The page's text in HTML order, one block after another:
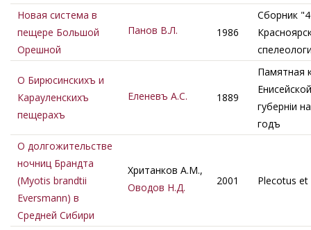
Новая система в
пещере Большой
Орешной
Панов В.Л. 1986
Сборник
О Бирюсинскихъ и
Карауленскихъ
пещерахъ
Еленевъ А.С. 1889
Памятная
Енисейской
губернiи
годъ
О долгожительстве
ночниц Брандта
(Myotis brandtii
Eversmann) в
Средней Сибири
Хританков A.M.,
Оводов Н.Д.
2001 Plecotus